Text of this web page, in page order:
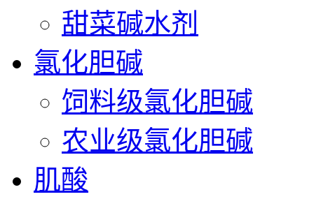
甜菜碱水剂
氯化胆碱
饲料级氯化胆碱
农业级氯化胆碱
肌酸